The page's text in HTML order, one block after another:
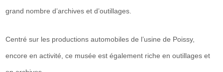
grand nombre d’archives et d’outillages.
Centré sur les productions automobiles de l’usine de Poissy,
encore en activité, ce musée est également riche en outillages et